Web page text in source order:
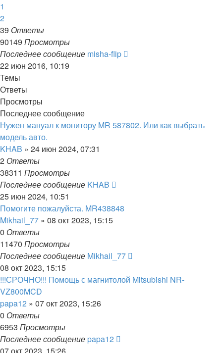
1
2
39 Ответы
90149 Просмотры
Последнее сообщение misha-flip
22 июн 2016, 10:19
Темы
Ответы
Просмотры
Последнее сообщение
Нужен мануал к монитору MR 587802. Или как выбрать
модель авто.
KHAB » 24 июн 2024, 07:31
2 Ответы
38311 Просмотры
Последнее сообщение KHAB
25 июн 2024, 10:51
Помогите пожалуйста. MR438848
Mikhail_77 » 08 окт 2023, 15:15
0 Ответы
11470 Просмотры
Последнее сообщение Mikhail_77
08 окт 2023, 15:15
!!!СРОЧНО!!! Помощь с магнитолой Mitsubishi NR-
VZ800MCD
papa12 » 07 окт 2023, 15:26
0 Ответы
6953 Просмотры
Последнее сообщение papa12